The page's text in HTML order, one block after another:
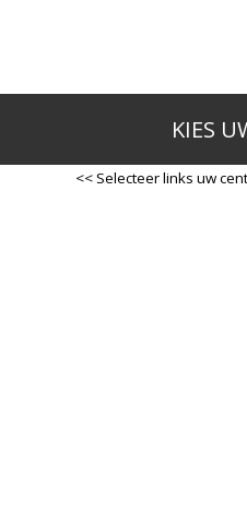
KIES
<< Selecteer links uw